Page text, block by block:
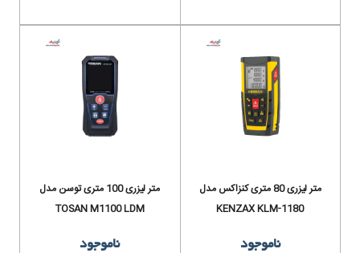
متر لیزری 80 متری کنزاکس مدل
KENZAX KLM-1180
ناموجود
متر لیزری 100 متری توسن مدل
TOSAN M1100 LDM
ناموجود